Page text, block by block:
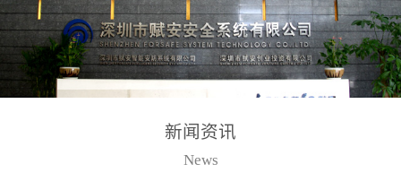
尤其是目前众多的大型影
剧院、会议展览中心、体
育馆、大型仓库和隧道空
间等，其建筑结构特殊、
火灾隐患多。一旦发生火
路状态检测与保护技术、
后向光电感烟探测技术、
高可靠的系统抗干扰技术
等多项专利技术和专有技
警领域三十多年技术积累
和工程实践的结晶。
新闻资讯
News